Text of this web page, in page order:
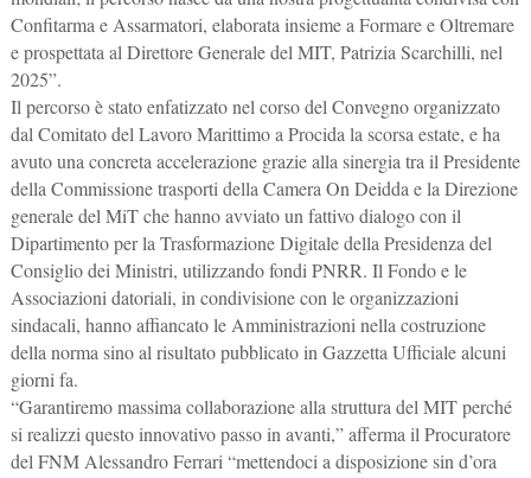
Confitarma e Assarmatori, elaborata insieme a Formare e Oltremare
e prospettata al Direttore Generale del MIT, Patrizia Scarchilli, nel
2025”.
Il percorso è stato enfatizzato nel corso del Convegno organizzato
dal Comitato del Lavoro Marittimo a Procida la scorsa estate, e ha
avuto una concreta accelerazione grazie alla sinergia tra il Presidente
della Commissione trasporti della Camera On Deidda e la Direzione
generale del MiT che hanno avviato un fattivo dialogo con il
Dipartimento per la Trasformazione Digitale della Presidenza del
Consiglio dei Ministri, utilizzando fondi PNRR. Il Fondo e le
Associazioni datoriali, in condivisione con le organizzazioni
sindacali, hanno affiancato le Amministrazioni nella costruzione
della norma sino al risultato pubblicato in Gazzetta Ufficiale alcuni
giorni fa.
“Garantiremo massima collaborazione alla struttura del MIT perché
si realizzi questo innovativo passo in avanti,” afferma il Procuratore
del FNM Alessandro Ferrari “mettendoci a disposizione sin d’ora